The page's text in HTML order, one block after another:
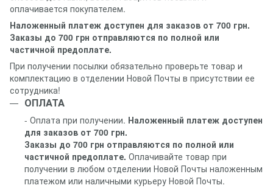
оплачивается покупателем.
Наложенный платеж доступен для заказов от 700 грн.
Заказы до 700 грн отправляются по полной или
частичной предоплате.
При получении посылки обязательно проверьте товар и
комплектацию в отделении Новой Почты в присутствии ее
сотрудника!
ОПЛАТА
- Оплата при получении. Наложенный платеж доступен
для заказов от 700 грн.
Заказы до 700 грн отправляются по полной или
частичной предоплате. Оплачивайте товар при
получении в любом отделении Новой Почты наложенным
платежом или наличными курьеру Новой Почты.